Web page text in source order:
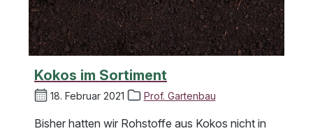
Kokos im Sortiment
18. Februar 2021 Prof. Gartenbau
Bisher hatten wir Rohstoffe aus Kokos nicht in